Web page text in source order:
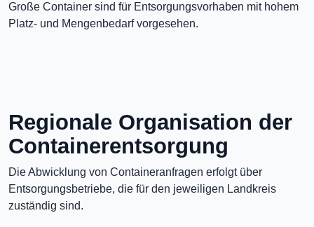
Große Container sind für Entsorgungsvorhaben mit hohem
Platz- und Mengenbedarf vorgesehen.
Regionale Organisation der
Containerentsorgung
Die Abwicklung von Containeranfragen erfolgt über
Entsorgungsbetriebe, die für den jeweiligen Landkreis
zuständig sind.